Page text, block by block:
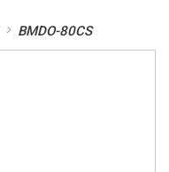
BMDO-80CS